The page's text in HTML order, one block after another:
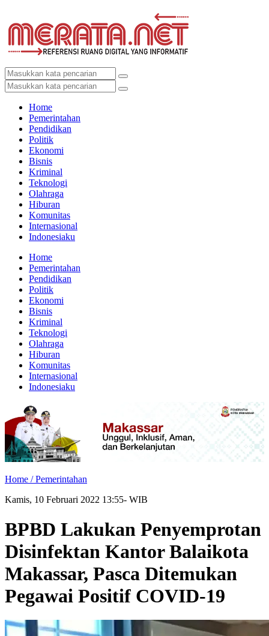
Home
Pemerintahan
Pendidikan
Politik
Ekonomi
Bisnis
Kriminal
Teknologi
Olahraga
Hiburan
Komunitas
Internasional
Indonesiaku
Home
Pemerintahan
Pendidikan
Politik
Ekonomi
Bisnis
Kriminal
Teknologi
Olahraga
Hiburan
Komunitas
Internasional
Indonesiaku
Home /Pemerintahan
Kamis, 10 Februari 2022 13:55- WIB
BPBD Lakukan Penyemprotan
Disinfektan Kantor Balaikota
Makassar, Pasca Ditemukan
Pegawai Positif COVID-19